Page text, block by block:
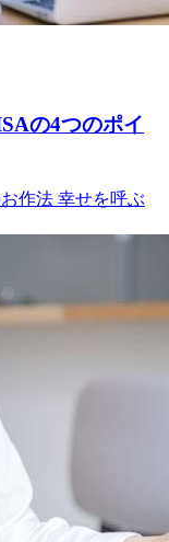
の4つのポイ
作法 幸せを呼ぶ